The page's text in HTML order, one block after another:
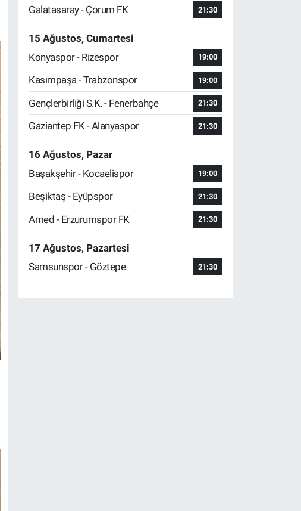
Galatasaray - Çorum FK
21:30
15 Ağustos, Cumartesi
Konyaspor - Rizespor
19:00
Kasımpaşa - Trabzonspor 19:00
Gençlerbirliği S.K. - Fenerbahçe 21:30
Gaziantep FK - Alanyaspor 21:30
16 Ağustos, Pazar
Başakşehir - Kocaelispor
19:00
Beşiktaş - Eyüpspor 21:30
Amed - Erzurumspor FK 21:30
17 Ağustos, Pazartesi
Samsunspor - Göztepe
21:30